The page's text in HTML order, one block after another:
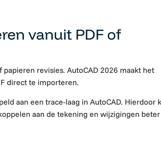
vanuit PDF of
papieren revisies. AutoCAD 2026 maakt het
direct te importeren.
aan een trace-laag in AutoCAD. Hierdoor
aan de tekening en wijzigingen beter